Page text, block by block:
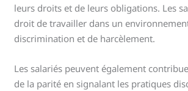
leurs droits et de leurs obligations. Les
droit de travailler dans un
discrimination et de harcèlement.
Les salariés peuvent également
de la parité en signalant les pratiques